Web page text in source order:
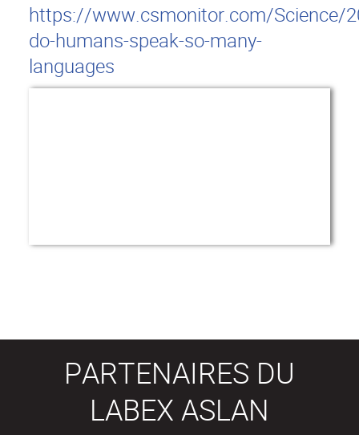
https://www.csmonitor.com/Science/
do-humans-speak-so-many-
languages
PARTENAIRES DU
LABEX ASLAN